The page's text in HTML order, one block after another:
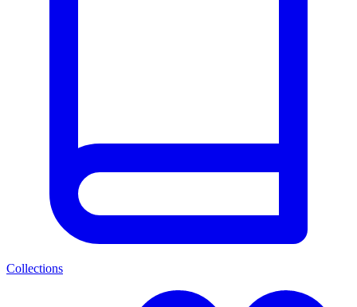
Collections